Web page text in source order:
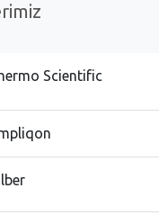
Scientific